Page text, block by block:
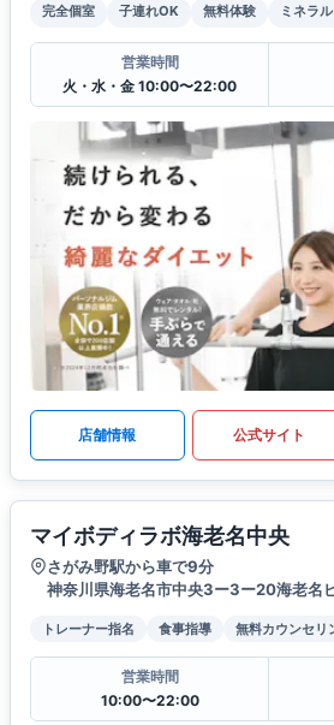
完全個室
子連れOK 無料体験 ミネラ
営業時間
火・水・金 10:00〜22:00
店舗情報 公式サイト
マイボディラボ海老名中央
さがみ野駅から車で9分
神奈川県海老名市中央3ー3ー20海老名
トレーナー指名 食事指導 無料カウンセリ
営業時間
10:00〜22:00